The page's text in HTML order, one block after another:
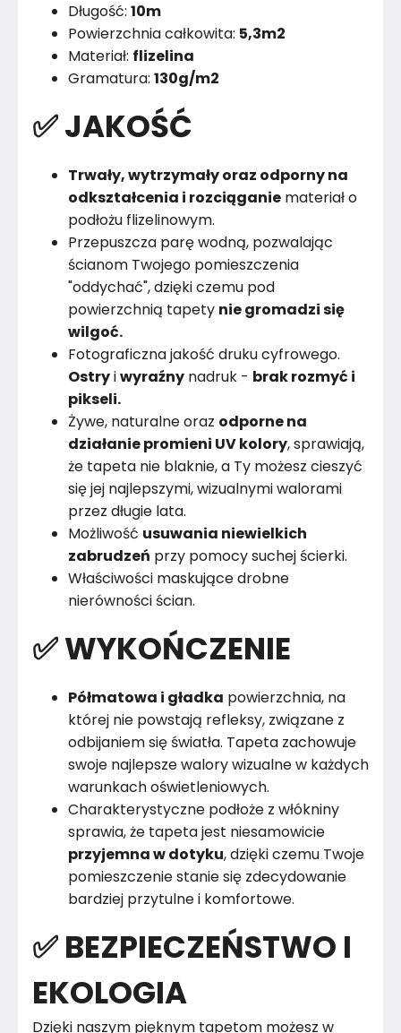
Montaż
Długość: 10m
Powierzchnia całkowita: 5,3m2
Materiał: flizelina
Gramatura: 130g/m2
✅ JAKOŚĆ
Trwały, wytrzymały oraz odporny na
odkształcenia i rozciąganie materiał o
podłożu flizelinowym.
Przepuszcza parę wodną, pozwalając
ścianom Twojego pomieszczenia
"oddychać", dzięki czemu pod
powierzchnią tapety nie gromadzi się
wilgoć.
Fotograficzna jakość druku cyfrowego.
Ostryiwyraźny nadruk - brak rozmyć i
pikseli.
Żywe, naturalne oraz odporne na
działanie promieni UV kolory, sprawiają,
że tapeta nie blaknie, a Ty możesz cieszyć
się jej najlepszymi, wizualnymi walorami
przez długie lata.
Możliwość usuwania niewielkich
zabrudzeń przy pomocy suchej ścierki.
Właściwości maskujące drobne
nierówności ścian.
✅ WYKOŃCZENIE
Półmatowa i gładka powierzchnia, na
której nie powstają refleksy, związane z
odbijaniem się światła. Tapeta zachowuje
swoje najlepsze walory wizualne w każdych
warunkach oświetleniowych.
Charakterystyczne podłoże z włókniny
sprawia, że tapeta jest niesamowicie
przyjemna w dotyku, dzięki czemu Twoje
pomieszczenie stanie się zdecydowanie
bardziej przytulne i komfortowe.
✅ BEZPIECZEŃSTWO I
EKOLOGIA
Dzięki naszym pięknym tapetom możesz w